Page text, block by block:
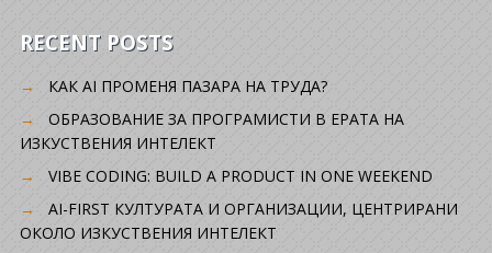
RECENT POSTS
КАК AI ПРОМЕНЯ ПАЗАРА НА ТРУДА?
ОБРАЗОВАНИЕ ЗА ПРОГРАМИСТИ В ЕРАТА НА
ИЗКУСТВЕНИЯ ИНТЕЛЕКТ
VIBE CODING: BUILD A PRODUCT IN ONE WEEKEND
AI-FIRST КУЛТУРАТА И ОРГАНИЗАЦИИ, ЦЕНТРИРАНИ
ОКОЛО ИЗКУСТВЕНИЯ ИНТЕЛЕКТ